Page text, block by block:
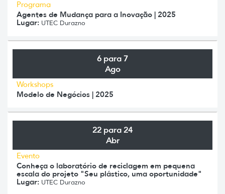
Programa
Agentes de Mudança para a Inovação | 2025
Lugar: UTEC Durazno
6 para 7
Ago
Workshops
Modelo de Negócios | 2025
22 para 24
Abr
Evento
Conheça o laboratório de reciclagem em pequena
escala do projeto "Seu plástico, uma oportunidade"
Lugar: UTEC Durazno